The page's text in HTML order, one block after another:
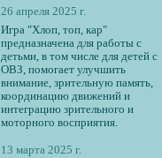
26 апреля 2025 г.
Игра "Хлоп, топ, кар"
предназначена для работы с
детьми, в том числе для детей с
ОВЗ, помогает улучшить
внимание, зрительную память,
координацию движений и
интеграцию зрительного и
моторного восприятия.
13 марта 2025 г.